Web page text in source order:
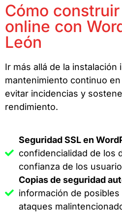
Cómo
online con
León
Ir más allá de la instalación
mantenimiento continuo
evitar incidencias y
rendimiento.
Seguridad SSL en
confidencialidad de los
confianza de los
Copias de seguridad
información de
ataques